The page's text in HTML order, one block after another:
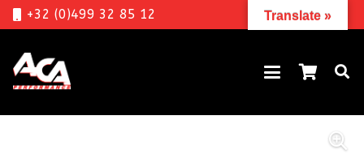
+32 (0)499 32 85 12 Translate »